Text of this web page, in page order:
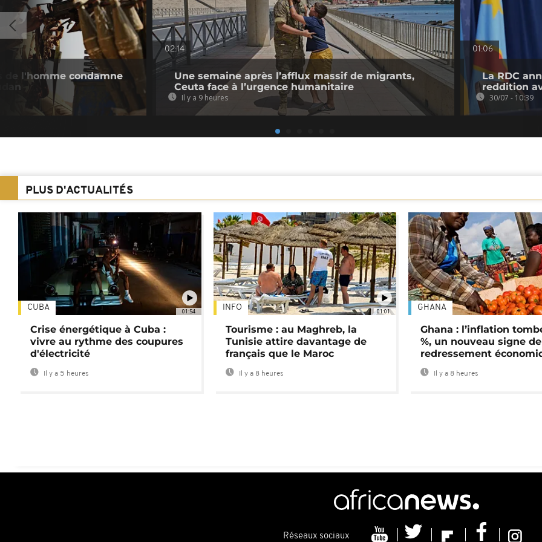
de l'homme condamne
02:14
Une semaine après l’afflux massif de migrants,
Ceuta face à l’urgence humanitaire
Il y a 9 heures
01:06
La RDC
reddition
30/07 - 10:39
PLUS D'ACTUALITÉS
01:54
CUBA
Crise énergétique à Cuba :
vivre au rythme des coupures
d'électricité
Il y a 5 heures
01:01
INFO
Tourisme : au Maghreb, la
Tunisie attire davantage de
français que le Maroc
Il y a 8 heures
GHANA
Ghana : l’inflation
%, un nouveau signe de
redressement
Il y a 8 heures
Réseaux sociaux